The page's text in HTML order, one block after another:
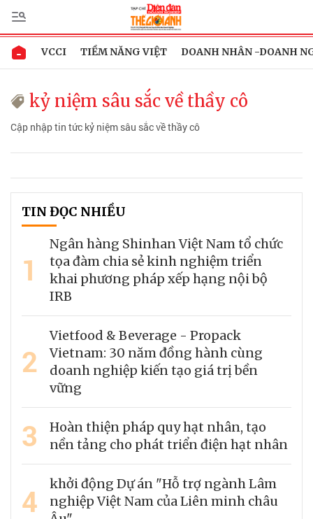
VCCI TIỀM NĂNG VIỆT DOANH NHÂN -DOANH
kỷ niệm sâu sắc về thầy cô
Cập nhập tin tức kỷ niệm sâu sắc về thầy cô
TIN ĐỌC NHIỀU
1
Ngân hàng Shinhan Việt Nam tổ chức
tọa đàm chia sẻ kinh nghiệm triển
khai phương pháp xếp hạng nội bộ
IRB
2
Vietfood & Beverage - Propack
Vietnam: 30 năm đồng hành cùng
doanh nghiệp kiến tạo giá trị bền
vững
3
Hoàn thiện pháp quy hạt nhân, tạo
nền tảng cho phát triển điện hạt nhân
4
khởi động Dự án "Hỗ trợ ngành Lâm
nghiệp Việt Nam của Liên minh châu